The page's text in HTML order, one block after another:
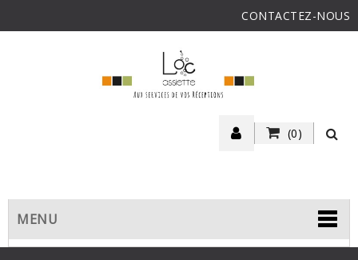
CONTACTEZ-NOUS
(0)
MENU